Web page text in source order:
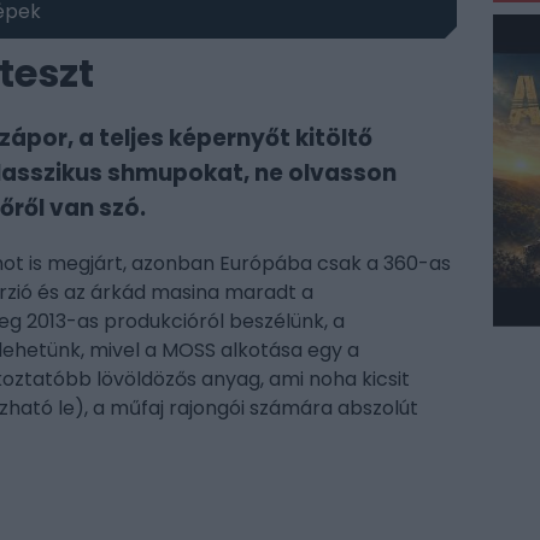
a teljes képernyőt kitöltő
shmupokat, ne olvasson
van szó.
is megjárt, azonban Európába csak a 360-as
és az árkád masina maradt a
2013-as produkcióról beszélünk, a
mivel a MOSS alkotása egy a
lövöldözős anyag, ami noha kicsit
le), a műfaj rajongói számára abszolút